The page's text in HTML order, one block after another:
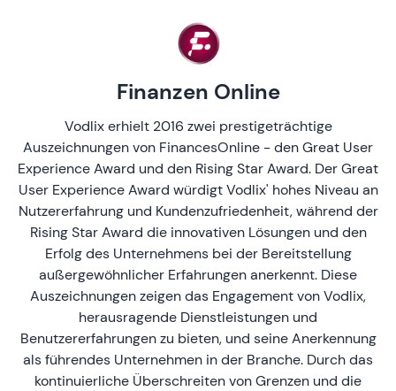
Finanzen Online
Vodlix erhielt 2016 zwei prestigeträchtige
Auszeichnungen von FinancesOnline - den Great User
Experience Award und den Rising Star Award. Der Great
User Experience Award würdigt Vodlix' hohes Niveau an
Nutzererfahrung und Kundenzufriedenheit, während der
Rising Star Award die innovativen Lösungen und den
Erfolg des Unternehmens bei der Bereitstellung
außergewöhnlicher Erfahrungen anerkennt. Diese
Auszeichnungen zeigen das Engagement von Vodlix,
herausragende Dienstleistungen und
Benutzererfahrungen zu bieten, und seine Anerkennung
als führendes Unternehmen in der Branche. Durch das
kontinuierliche Überschreiten von Grenzen und die